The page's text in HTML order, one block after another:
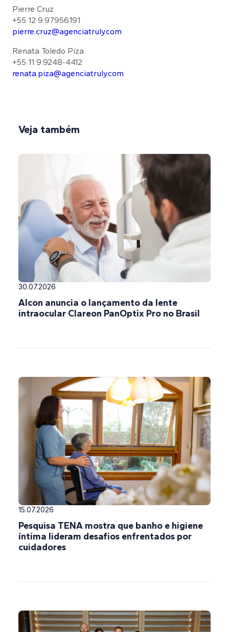
Pierre Cruz
+55 12 9.97956191
pierre.cruz@agenciatruly.com
Renata Toledo Piza
+55 11 9.9248-4412
renata.piza@agenciatruly.com
Veja também
30.07.2026
Alcon anuncia o lançamento da lente
intraocular Clareon PanOptix Pro no Brasil
15.07.2026
Pesquisa TENA mostra que banho e higiene
íntima lideram desafios enfrentados por
cuidadores